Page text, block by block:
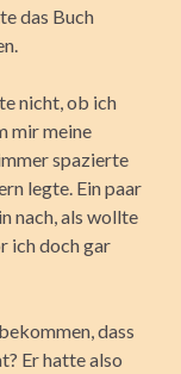
das Buch
nicht, ob ich
mir meine
spazierte
legte. Ein paar
nach, als wollte
ich doch gar
dass
Er hatte also